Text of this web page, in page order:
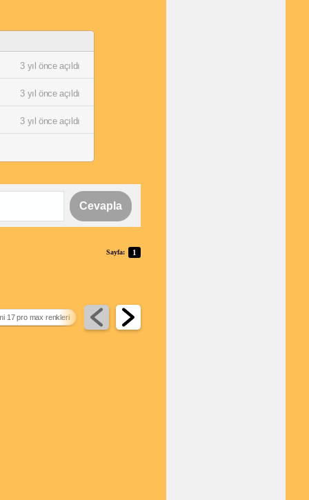
ve
3 yıl önce açıldı
3 yıl önce açıldı
3 yıl önce açıldı
Cevapla
Sayfa: 1
17 pro max renkleri türk telekom 5 g kapatma